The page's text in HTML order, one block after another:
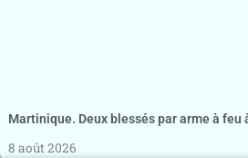
Martinique. Deux blessés par arme à feu
8 août 2026